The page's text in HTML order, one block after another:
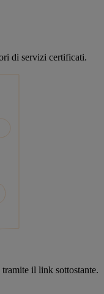
di servizi certificati.
il link sottostante.